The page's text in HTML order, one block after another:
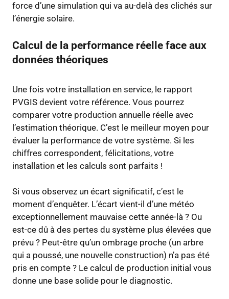
force d’une simulation qui va au-delà des clichés sur
l’énergie solaire.
Calcul de la performance réelle face aux
données théoriques
Une fois votre installation en service, le rapport
PVGIS devient votre référence. Vous pourrez
comparer votre production annuelle réelle avec
l’estimation théorique. C’est le meilleur moyen pour
évaluer la performance de votre système. Si les
chiffres correspondent, félicitations, votre
installation et les calculs sont parfaits !
Si vous observez un écart significatif, c’est le
moment d’enquêter. L’écart vient-il d’une météo
exceptionnellement mauvaise cette année-là ? Ou
est-ce dû à des pertes du système plus élevées que
prévu ? Peut-être qu’un ombrage proche (un arbre
qui a poussé, une nouvelle construction) n’a pas été
pris en compte ? Le calcul de production initial vous
donne une base solide pour le diagnostic.